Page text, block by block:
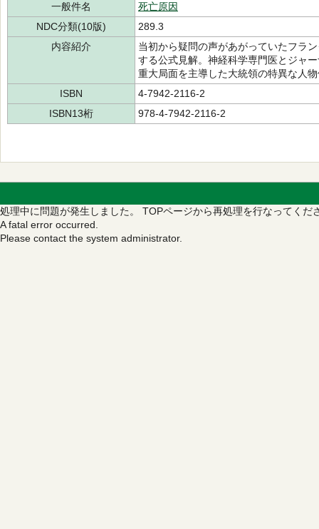
一般件名
死亡原因
NDC分類(10版)
289.3
内容紹介
当初から疑問の声があがっていたフラ
する公式見解。神経科学専門医とジャ
重大局面を主導した大統領の特異な人
ISBN
4-7942-2116-2
ISBN13桁
978-4-7942-2116-2
処理中に問題が発生しました。 TOPページから再処理を行なってくだ
A fatal error occurred.
Please contact the system administrator.